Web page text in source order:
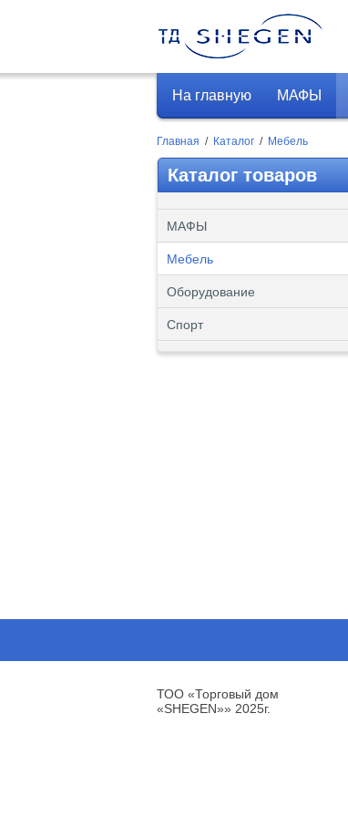
На главную МАФЫ
Главная / Каталог / Мебель
Каталог товаров
МАФЫ
Мебель
Оборудование
Спорт
ТОО «Торговый дом
«SHEGEN»» 2025г.